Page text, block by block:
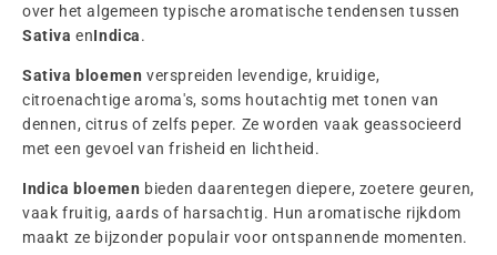
over het algemeen typische aromatische tendensen tussen
Sativa enIndica.
Sativa bloemen verspreiden levendige, kruidige,
citroenachtige aroma's, soms houtachtig met tonen van
dennen, citrus of zelfs peper. Ze worden vaak geassocieerd
met een gevoel van frisheid en lichtheid.
Indica bloemen bieden daarentegen diepere, zoetere geuren,
vaak fruitig, aards of harsachtig. Hun aromatische rijkdom
maakt ze bijzonder populair voor ontspannende momenten.